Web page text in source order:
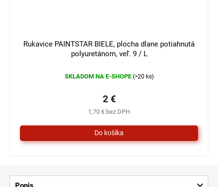
Rukavice PAINTSTAR BIELE, plocha dlane potiahnutá
polyuretánom, veľ. 9 / L
SKLADOM NA E-SHOPE (>20 ks)
1,70 € bez DPH
2 €